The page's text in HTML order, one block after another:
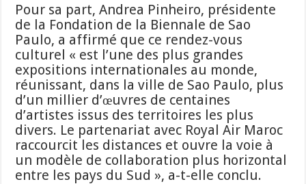
Pour sa part, Andrea Pinheiro, présidente
de la Fondation de la Biennale de Sao
Paulo, a affirmé que ce rendez-vous
culturel « est l’une des plus grandes
expositions internationales au monde,
réunissant, dans la ville de Sao Paulo, plus
d’un millier d’œuvres de centaines
d’artistes issus des territoires les plus
divers. Le partenariat avec Royal Air Maroc
raccourcit les distances et ouvre la voie à
un modèle de collaboration plus horizontal
entre les pays du Sud », a-t-elle conclu.